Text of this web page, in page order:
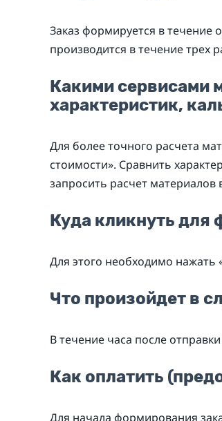
Заказ формируется в течение
производится в течение трех
Какими сервисами
характеристик,
Для более точного расчета
стоимости». Сравнить
запросить расчет
Куда кликнуть для
Для этого необходимо нажать
Что произойдет в
В течение часа после
Как оплатить
Для начала формирования